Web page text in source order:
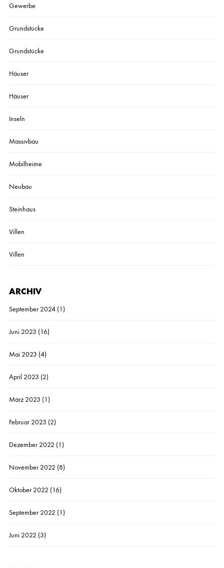
Gewerbe
Grundstücke
Grundstücke
Häuser
Häuser
Inseln
Massivbau
Mobilheime
Neubau
Steinhaus
Villen
Villen
ARCHIV
September 2024(1)
Juni 2023 (16)
Mai 2023 (4)
April 2023 (2)
März 2023 (1)
Februar 2023 (2)
Dezember 2022 (1)
November 2022 (8)
Oktober 2022 (16)
September 2022 (1)
Juni 2022 (3)